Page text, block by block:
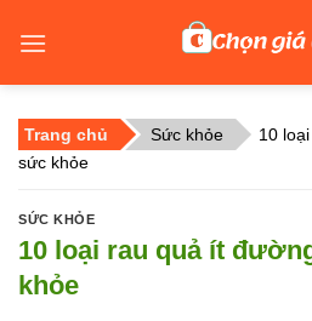
Trang chủ Sức khỏe
10
sức khỏe
SỨC KHỎE
10 loại rau quả ít
khỏe